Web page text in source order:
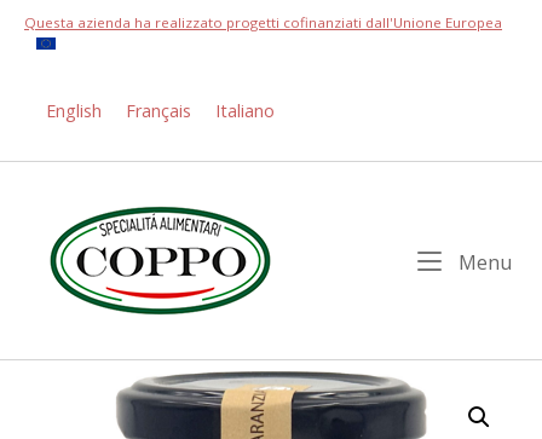
SkipQuesta azienda ha realizzato progetti cofinanziati dall'Unione Europea
English Français Italiano
Menu